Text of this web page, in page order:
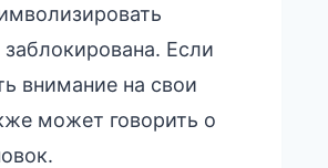
Если
внимание на свои
может говорить о